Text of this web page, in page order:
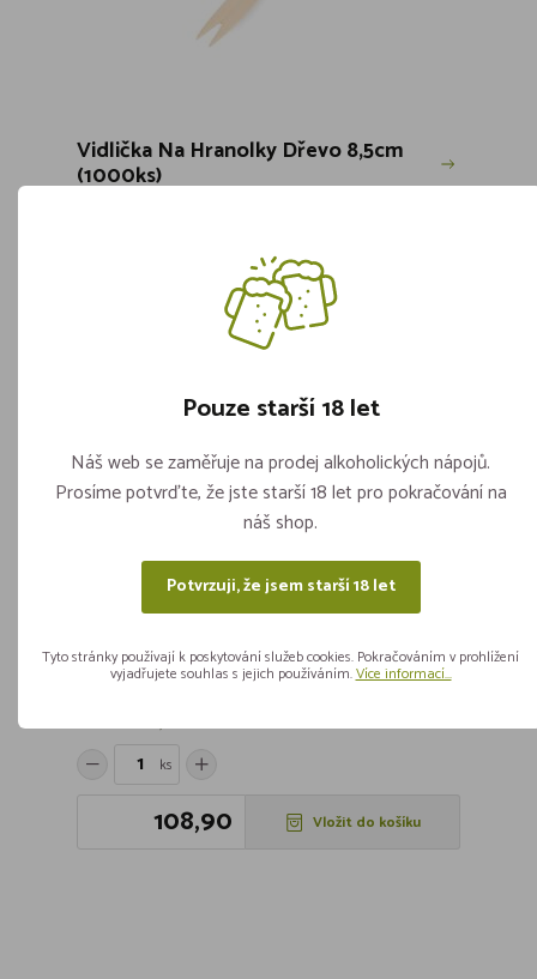
Vidlička Na Hranolky Dřevo 8,5cm
(1000ks)
Vložit do košíku
Skladem více jak 5 kusů
ks
108,90 Vložit do košíku
Pouze starší 18 let
Náš web se zaměřuje na prodej alkoholických nápojů.
Prosíme potvrďte, že jste starší 18 let pro pokračování na
náš shop.
Potvrzuji, že jsem starší 18 let
Tyto stránky používají k poskytování služeb cookies. Pokračováním v prohlížení
vyjadřujete souhlas s jejich používáním.Více informací...